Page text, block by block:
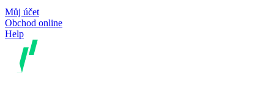
Můj účet
Obchod online
Help